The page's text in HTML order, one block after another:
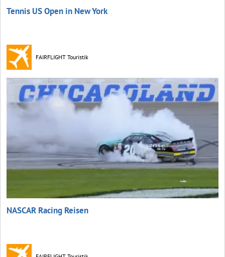
Tennis US Open in New York
FAIRFLIGHT Touristik
NASCAR Racing Reisen